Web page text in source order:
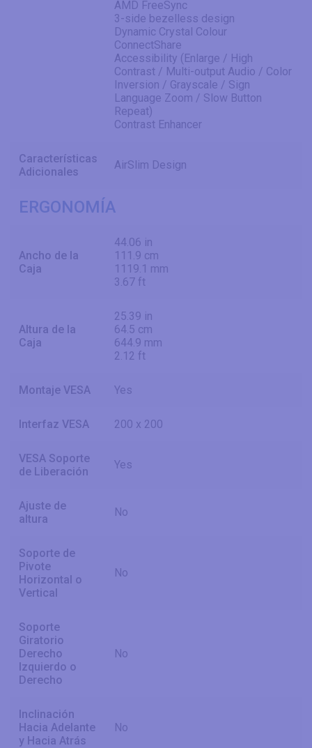
AMD FreeSync
3-side bezelless design
Dynamic Crystal Colour
ConnectShare
Accessibility (Enlarge / High
Contrast / Multi-output Audio / Color
Inversion / Grayscale / Sign
Language Zoom / Slow Button
Repeat)
Contrast Enhancer
Características
Adicionales
AirSlim Design
ERGONOMÍA
Ancho de la
Caja
44.06 in
111.9 cm
1119.1 mm
3.67 ft
Altura de la
Caja
25.39 in
64.5 cm
644.9 mm
2.12 ft
Montaje VESA Yes
Interfaz VESA 200 x 200
VESA Soporte
de Liberación
Yes
Ajuste de
altura
No
Soporte de
Pivote
Horizontal o
Vertical
No
Soporte
Giratorio
Derecho
Izquierdo o
Derecho
No
Inclinación
Hacia Adelante
y Hacia Atrás
No